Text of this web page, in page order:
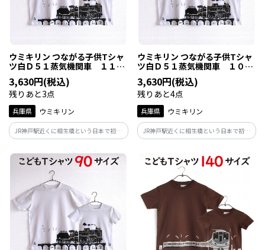
ウミキリン つながる子供Tシャ
ツ白Ｄ５１蒸気機関車 １１０
3,630円(税込)
残りあと3点
兵庫県 ウミキリン
JR神戸駅近くに相生橋という日本で初め
て線路の上をまたぐ跨線橋があった事か
らこの地に展示されたD51。その跨線橋を
走るD51と神戸の風景をいれたデザイン
に！親子でつながって神戸駅のD51を見に
行こう。
ウミキリン つながる子供Tシャ
ツ白Ｄ５１蒸気機関車 １００
3,630円(税込)
残りあと4点
兵庫県 ウミキリン
JR神戸駅近くに相生橋という日本で初め
て線路の上をまたぐ跨線橋があった事か
走るD51と神戸の風景をいれたデザイン
に！親子でつながって神戸駅のD51を見に
行こう。